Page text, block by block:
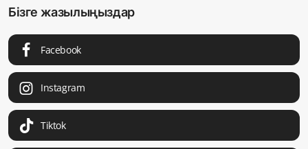
Бізге жазылыңыздар
Facebook
Instagram
Tiktok